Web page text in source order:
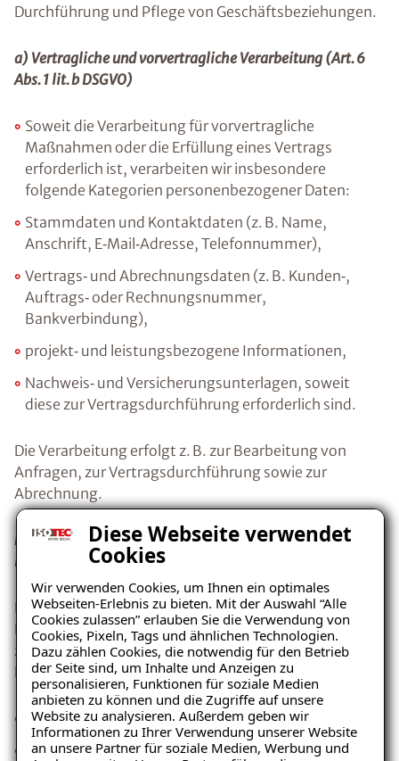
Diese Webseite verwendet
Cookies
Wir verwenden Cookies, um Ihnen ein optimales
Webseiten-Erlebnis zu bieten. Mit der Auswahl “Alle
Cookies zulassen” erlauben Sie die Verwendung von
Cookies, Pixeln, Tags und ähnlichen Technologien.
Dazu zählen Cookies, die notwendig für den Betrieb
der Seite sind, um Inhalte und Anzeigen zu
personalisieren, Funktionen für soziale Medien
anbieten zu können und die Zugriffe auf unsere
Website zu analysieren. Außerdem geben wir
Informationen zu Ihrer Verwendung unserer Website
an unsere Partner für soziale Medien, Werbung und
Durchführung und Pflege von Geschäftsbeziehungen.
a) Vertragliche und vorvertragliche Verarbeitung (Art. 6
Abs. 1 lit. b DSGVO)
Soweit die Verarbeitung für vorvertragliche
Maßnahmen oder die Erfüllung eines Vertrags
erforderlich ist, verarbeiten wir insbesondere
folgende Kategorien personenbezogener Daten:
Stammdaten und Kontaktdaten (z. B. Name,
Anschrift, E‑Mail‑Adresse, Telefonnummer),
Vertrags‑ und Abrechnungsdaten (z. B. Kunden‑,
Auftrags‑ oder Rechnungsnummer,
Bankverbindung),
projekt‑ und leistungsbezogene Informationen,
Nachweis‑ und Versicherungsunterlagen, soweit
diese zur Vertragsdurchführung erforderlich sind.
Die Verarbeitung erfolgt z. B. zur Bearbeitung von
Anfragen, zur Vertragsdurchführung sowie zur
Abrechnung.
b) Pflege von Geschäftsbeziehungen (Art. 6 Abs. 1 lit. f
DSGVO)
Darüber hinaus verarbeiten wir personenbezogene
Daten zur Pflege bestehender Geschäftsbeziehungen,
zur internen Organisation sowie zur effizienten
Kommunikation, insbesondere:
geschäftliche Kontaktdaten,
Kommunikations‑ und Korrespondenzdaten,